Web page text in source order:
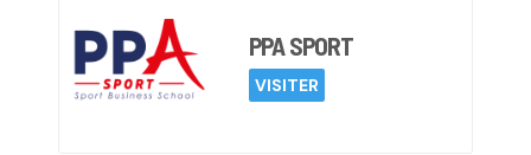
PPA SPORT
VISITER